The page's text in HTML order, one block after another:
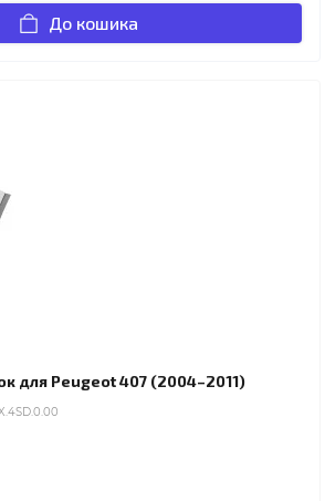
До кошика
для Peugeot 407 (2004–2011)